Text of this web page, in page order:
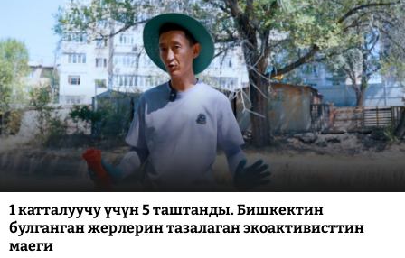
1 катталуучу үчүн 5 таштанды. Бишкектин
булганган жерлерин тазалаган экоактивисттин
маеги